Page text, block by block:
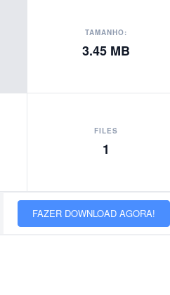
TAMANHO:
3.45 MB
FILES
1
FAZER DOWNLOAD AGORA!